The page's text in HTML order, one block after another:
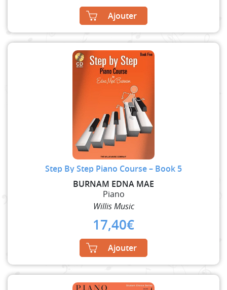
Ajouter
Step By Step Piano Course – Book 5
BURNAM EDNA MAE
Piano
Willis Music
17,40€
Ajouter